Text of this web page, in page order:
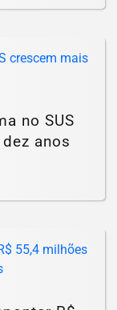
no SUS
anos